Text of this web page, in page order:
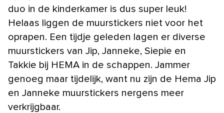
duo in de kinderkamer is dus super leuk!
Helaas liggen de muurstickers niet voor het
oprapen. Een tijdje geleden lagen er diverse
muurstickers van Jip, Janneke, Siepie en
Takkie bij HEMA in de schappen. Jammer
genoeg maar tijdelijk, want nu zijn de Hema Jip
en Janneke muurstickers nergens meer
verkrijgbaar.